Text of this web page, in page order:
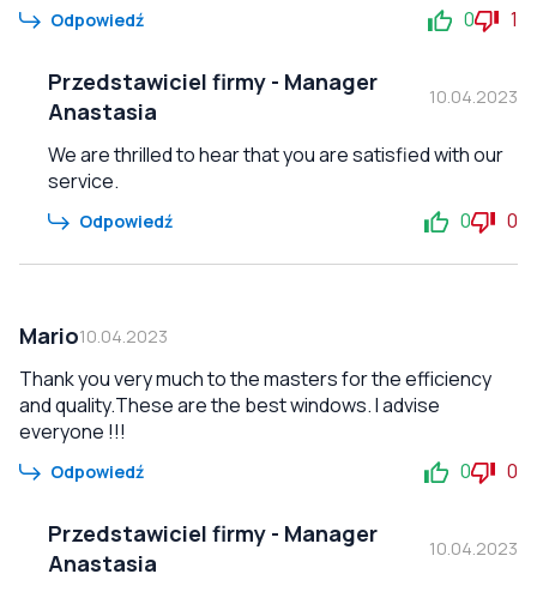
Odpowiedź 0 1
Przedstawiciel firmy - Manager
Anastasia
10.04.2023
We are thrilled to hear that you are satisfied with our
service.
Odpowiedź 0 0
Mario10.04.2023
Thank you very much to the masters for the efficiency
and quality.These are the best windows. I advise
everyone !!!
Odpowiedź 0 0
Przedstawiciel firmy - Manager
Anastasia
10.04.2023